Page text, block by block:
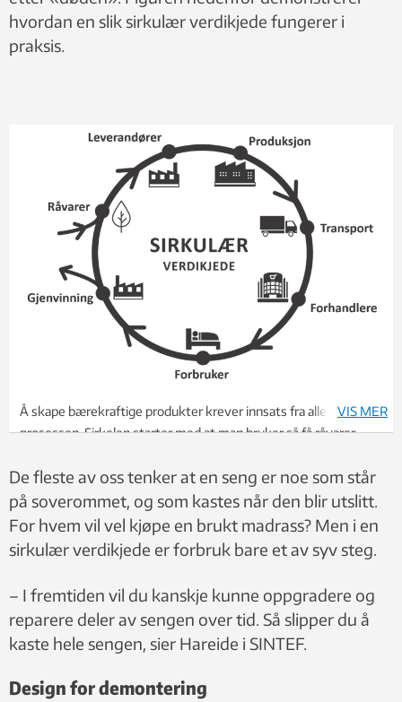
hvordan en slik sirkulær verdikjede fungerer i
praksis.
Å skape bærekraftige produkter krever innsats fra alle ledd i
prosessen. Sirkelen starter med at man bruker så få råvarer
gjenvinne så mye som mulig av den brukte sengen. Illustrasjon:
Wonderland
VIS MER
De fleste av oss tenker at en seng er noe som står
på soverommet, og som kastes når den blir utslitt.
For hvem vil vel kjøpe en brukt madrass? Men i en
sirkulær verdikjede er forbruk bare et av syv steg.
– I fremtiden vil du kanskje kunne oppgradere og
reparere deler av sengen over tid. Så slipper du å
kaste hele sengen, sier Hareide i SINTEF.
Design for demontering